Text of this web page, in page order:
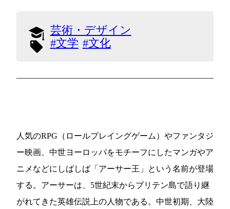
芸術・デザイン
文学
文化
人気のRPG（ロールプレイングゲーム）やファンタジ
ー映画、中世ヨーロッパをモチーフにしたマンガやア
ニメなどにしばしば「アーサー王」という名前が登場
する。アーサーは、5世紀末からブリテン島で語り継
がれてきた英雄伝説上の人物である。中世初期、大陸